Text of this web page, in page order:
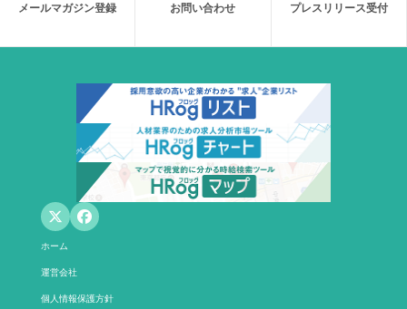
メールマガジン登録 お問い合わせ プレスリリース受付
ホーム
運営会社
個人情報保護方針